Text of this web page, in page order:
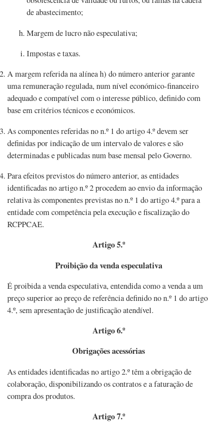
de abastecimento;
Margem de lucro não especulativa;
Impostas e taxas.
A margem referida na alínea h) do número anterior garante
uma remuneração regulada, num nível económico-financeiro
adequado e compatível com o interesse público, definido com
base em critérios técnicos e económicos.
As componentes referidas no n.º 1 do artigo 4.º devem ser
definidas por indicação de um intervalo de valores e são
determinadas e publicadas num base mensal pelo Governo.
Para efeitos previstos do número anterior, as entidades
identificadas no artigo n.º 2 procedem ao envio da informação
relativa às componentes previstas no n.º 1 do artigo 4.º para a
entidade com competência pela execução e fiscalização do
RCPPCAE.
Artigo 5.º
Proibição da venda especulativa
É proibida a venda especulativa, entendida como a venda a um
preço superior ao preço de referência definido no n.º 1 do artigo
4.º, sem apresentação de justificação atendível.
Artigo 6.º
Obrigações acessórias
As entidades identificadas no artigo 2.º têm a obrigação de
colaboração, disponibilizando os contratos e a faturação de
compra dos produtos.
Artigo 7.º